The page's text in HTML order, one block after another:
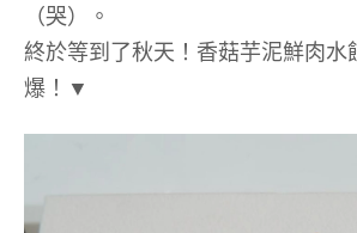
（哭）。
終於等到了秋天！香菇芋泥鮮肉水
爆！▼